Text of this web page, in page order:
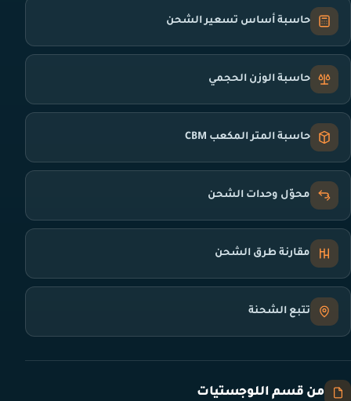
حاسبة أساس تسعير الشحن
حاسبة الوزن الحجمي
حاسبة المتر المكعب CBM
محوّل وحدات الشحن
مقارنة طرق الشحن
تتبع الشحنة
من قسم اللوجستيات